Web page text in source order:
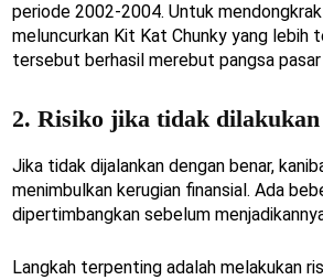
periode 2002-2004. Untuk
meluncurkan Kit Kat Chunky yang lebih
tersebut berhasil merebut pangsa pasar
2. Risiko jika tidak dilakukan
Jika tidak dijalankan dengan benar,
menimbulkan kerugian finansial. Ada
dipertimbangkan sebelum
Langkah terpenting adalah melakukan